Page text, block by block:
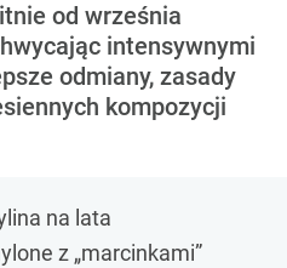
od września
intensywnymi
odmiany, zasady
kompozycji
na lata
z „marcinkami”